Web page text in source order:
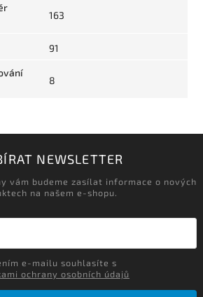
163
91
8
NEWSLETTER
vám budeme zasílat informace o nových
na našem e-shopu.
ochrany osobních údajů